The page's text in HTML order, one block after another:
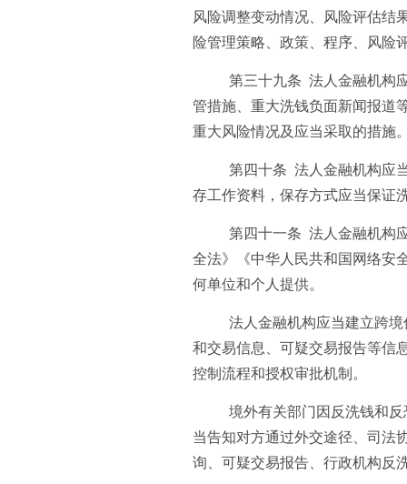
风险调整变动情况、风险评估结
险管理策略、政策、程序、风险
第三十九条 法人金融机构
管措施、重大洗钱负面新闻报道
重大风险情况及应当采取的措施
第四十条 法人金融机构应
存工作资料，保存方式应当保证
第四十一条 法人金融机构
全法》《中华人民共和国网络安
何单位和个人提供。
法人金融机构应当建立跨
和交易信息、可疑交易报告等信
控制流程和授权审批机制。
境外有关部门因反洗钱和
当告知对方通过外交途径、司法
询、可疑交易报告、行政机构反